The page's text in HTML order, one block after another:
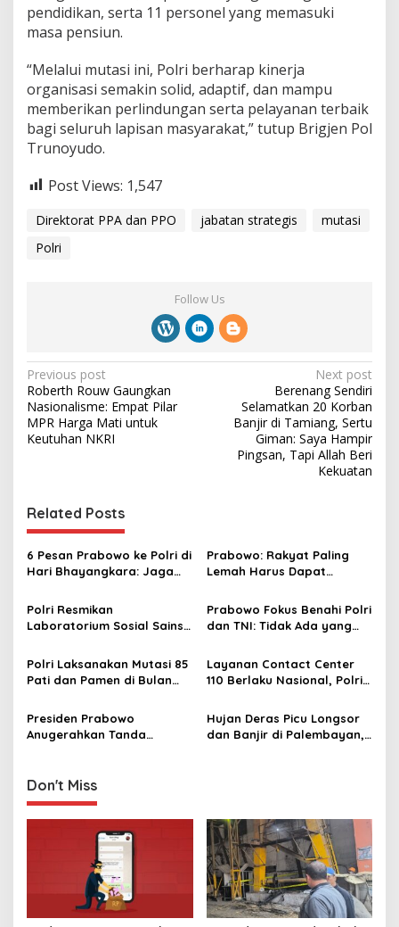
pendidikan, serta 11 personel yang memasuki
masa pensiun.
“Melalui mutasi ini, Polri berharap kinerja
organisasi semakin solid, adaptif, dan mampu
memberikan perlindungan serta pelayanan terbaik
bagi seluruh lapisan masyarakat,” tutup Brigjen Pol
Trunoyudo.
Post Views: 1,547
Direktorat PPA dan PPO jabatan strategis
mutasi
Polri
Follow Us
P
o
s
a
v
i
g
a
t
i
o
Previous post
Roberth Rouw Gaungkan
Nasionalisme: Empat Pilar
MPR Harga Mati untuk
Keutuhan NKRI
Next post
Berenang Sendiri
Selamatkan 20 Korban
Banjir di Tamiang, Sertu
Giman: Saya Hampir
Pingsan, Tapi Allah Beri
Kekuatan
Related Posts
6 Pesan Prabowo ke Polri di
Hari Bhayangkara: Jaga
Menyusahkan Rakyat
Prabowo: Rakyat Paling
Lemah Harus Dapat
Boleh Disalahgunakan
Polri Resmikan
Laboratorium Sosial Sains
Transformasi SDM dari
Reaktif ke Proaktif
Prabowo Fokus Benahi Polri
dan TNI: Tidak Ada yang
Jenderal Kita Serahkan ke
Kejaksaan
Polri Laksanakan Mutasi 85
Pati dan Pamen di Bulan
Layanan Contact Center
110 Berlaku Nasional, Polri
Gratis di Seluruh Indonesia!
Presiden Prabowo
Anugerahkan Tanda
Pangan Nasional
Hujan Deras Picu Longsor
dan Banjir di Palembayan,
Don't Miss